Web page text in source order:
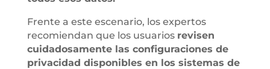
Frente a este escenario, los expertos
recomiendan que los usuarios revisen
cuidadosamente las configuraciones de
privacidad disponibles en los sistemas de